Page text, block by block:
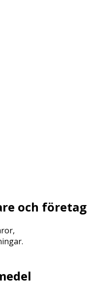
och företag